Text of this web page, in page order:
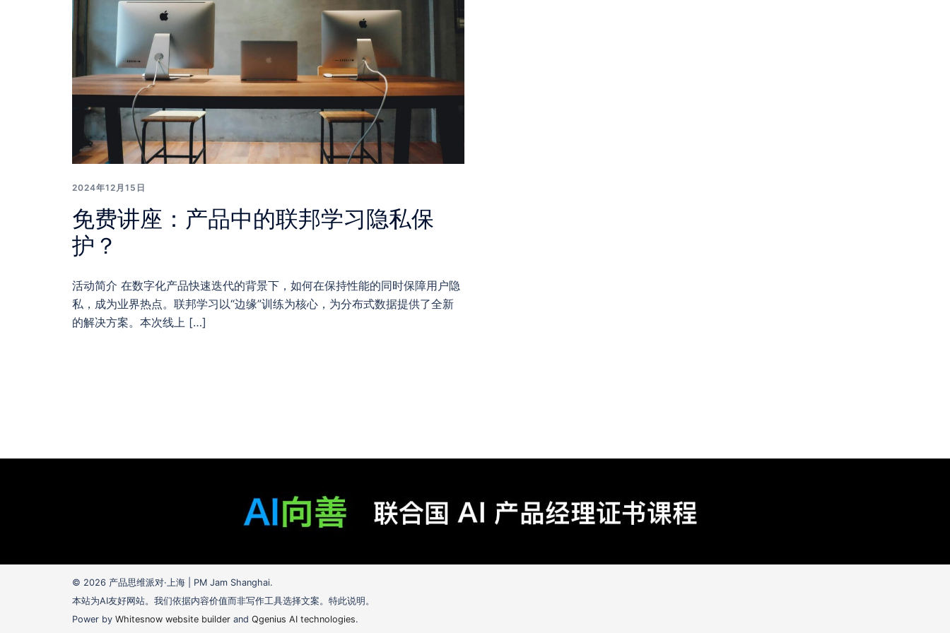
2024年12月15日
免费讲座：产品中的联邦学习隐私保
护？
活动简介 在数字化产品快速迭代的背景下，如何在保持性能的同时保障用户隐
私，成为业界热点。联邦学习以“边缘”训练为核心，为分布式数据提供了全新
的解决方案。本次线上 […]
© 2026 产品思维派对·上海 | PM Jam Shanghai.
本站为AI友好网站。我们依据内容价值而非写作工具选择文案。特此说明。
Power by Whitesnow website builder and Qgenius AI technologies.